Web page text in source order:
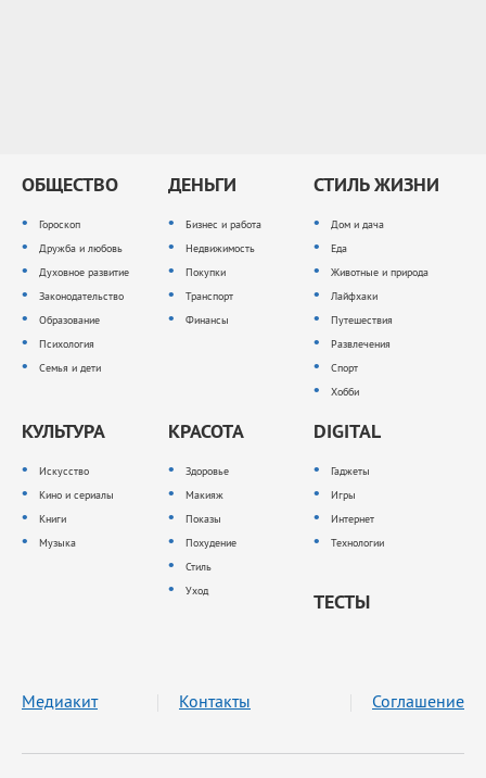
ОБЩЕСТВО
Гороскоп
Дружба и любовь
Духовное развитие
Законодательство
Образование
Психология
Семья и дети
ДЕНЬГИ
Бизнес и работа
Недвижимость
Покупки
Транспорт
Финансы
СТИЛЬ ЖИЗНИ
Дом и дача
Еда
Животные и природа
Лайфхаки
Путешествия
Развлечения
Спорт
Хобби
КУЛЬТУРА
Искусство
Кино и сериалы
Книги
Музыка
КРАСОТА
Здоровье
Макияж
Показы
Похудение
Стиль
Уход
DIGITAL
Гаджеты
Игры
Интернет
Технологии
ТЕСТЫ
Медиакит Контакты Соглашение